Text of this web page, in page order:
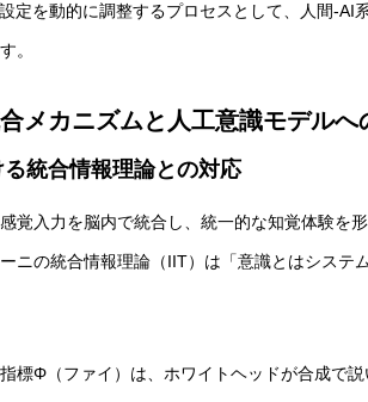
定を動的に調整するプロセスとして、人間-AI
。
メカニズムと人工意識モデルへ
統合情報理論との対応
覚入力を脳内で統合し、統一的な知覚体験を
ニの統合情報理論（IIT）は「意識とはシステ
標Φ（ファイ）は、ホワイトヘッドが合成で